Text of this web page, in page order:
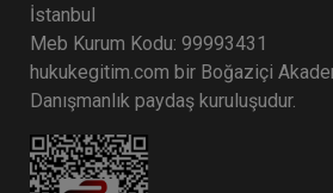
Fikri Mülkiyet Hukuku - IV.
İstanbul
Meb Kurum Kodu: 99993431
hukukegitim.com bir Boğaziçi
Danışmanlık paydaş kuruluşudur.